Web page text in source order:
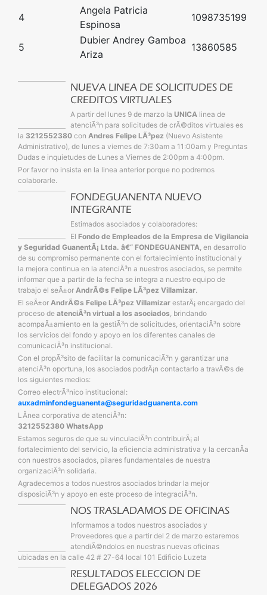
4
Angela Patricia
Espinosa
1098735199
5
Dubier Andrey Gamboa
Ariza
13860585
NUEVA LINEA DE SOLICITUDES DE
CREDITOS VIRTUALES
A partir del lunes 9 de marzo la UNICA linea de
atenciÃ³n para solicitudes de crÃ©ditos virtuales es
la 3212552380 con Andres Felipe LÃ³pez (Nuevo Asistente
Administrativo), de lunes a viernes de 7:30am a 11:00am y Preguntas
Dudas e inquietudes de Lunes a Viernes de 2:00pm a 4:00pm.
Por favor no insista en la linea anterior porque no podremos
colaborarle.
FONDEGUANENTA NUEVO
INTEGRANTE
Estimados asociados y colaboradores:
El Fondo de Empleados de la Empresa de Vigilancia
y Seguridad GuanentÃ¡ Ltda. â€“ FONDEGUANENTA, en desarrollo
de su compromiso permanente con el fortalecimiento institucional y
la mejora continua en la atenciÃ³n a nuestros asociados, se permite
informar que a partir de la fecha se integra a nuestro equipo de
trabajo el seÃ±or AndrÃ©s Felipe LÃ³pez Villamizar.
El seÃ±or AndrÃ©s Felipe LÃ³pez Villamizar estarÃ¡ encargado del
proceso de atenciÃ³n virtual a los asociados, brindando
acompaÃ±amiento en la gestiÃ³n de solicitudes, orientaciÃ³n sobre
los servicios del fondo y apoyo en los diferentes canales de
comunicaciÃ³n institucional.
Con el propÃ³sito de facilitar la comunicaciÃ³n y garantizar una
atenciÃ³n oportuna, los asociados podrÃ¡n contactarlo a travÃ©s de
los siguientes medios:
Correo electrÃ³nico institucional:
auxadminfondeguanenta@seguridadguanenta.com
LÃ­nea corporativa de atenciÃ³n:
3212552380 WhatsApp
Estamos seguros de que su vinculaciÃ³n contribuirÃ¡ al
fortalecimiento del servicio, la eficiencia administrativa y la cercanÃ­a
con nuestros asociados, pilares fundamentales de nuestra
organizaciÃ³n solidaria.
Agradecemos a todos nuestros asociados brindar la mejor
disposiciÃ³n y apoyo en este proceso de integraciÃ³n.
NOS TRASLADAMOS DE OFICINAS
Informamos a todos nuestros asociados y
Proveedores que a partir del 2 de marzo estaremos
atendiÃ©ndolos en nuestras nuevas oficinas
ubicadas en la calle 42 # 27-64 local 101 Edificio Luzeta
RESULTADOS ELECCION DE
DELEGADOS 2026